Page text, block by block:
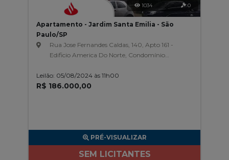
1034 0
Apartamento - Jardim Santa Emilia - São
Paulo/SP
Rua Jose Fernandes Caldas, 140, Apto 161 -
Edificio America Do Norte, Condomínio
Emilia
Leilão: 05/08/2024 às 11h00
R$ 186.000,00
PRÉ-VISUALIZAR
SEM LICITANTES